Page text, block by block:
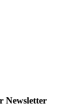
Newsletter